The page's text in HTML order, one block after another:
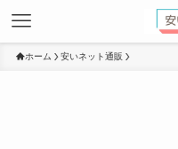
ホーム 安いネット通販